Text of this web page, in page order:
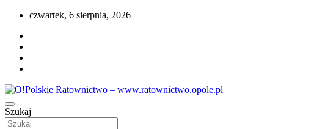
Przejdź
treści
czwartek, 6 sierpnia, 2026
O!Polskie Ratownictwo – www.ratownictwo.opole.pl
Portal opolskiego i polskiego ratownictwa.
Szukaj